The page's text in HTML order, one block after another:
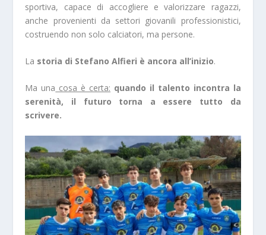
sportiva, capace di accogliere e valorizzare ragazzi,
anche provenienti da settori giovanili professionistici,
costruendo non solo calciatori, ma persone.
La storia di Stefano Alfieri è ancora all’inizio.
Ma una cosa è certa: quando il talento incontra la
serenità, il futuro torna a essere tutto da
scrivere.